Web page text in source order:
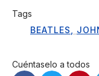
Tags
BEATLES
Cuéntaselo a todos